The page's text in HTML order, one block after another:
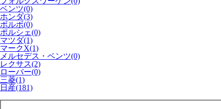
ベンツ(0)
ホンダ(3)
ボルボ(0)
ポルシェ(0)
マツダ(1)
マークX(1)
メルセデス・ベンツ(0)
レクサス(2)
ローバー(0)
三菱(1)
日産(181)